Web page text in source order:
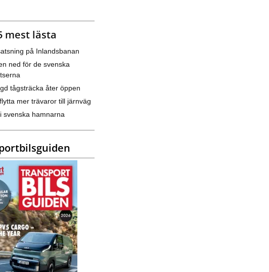
mest lästa
på Inlandsbanan
ned för de svenska
tågsträcka åter öppen
mer trävaror till järnväg
svenska hamnarna